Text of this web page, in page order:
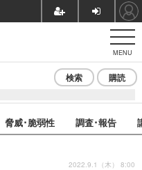
MENU
検索 購読
脅威･脆弱性 調査･報告
2022.9.1（木） 8:00